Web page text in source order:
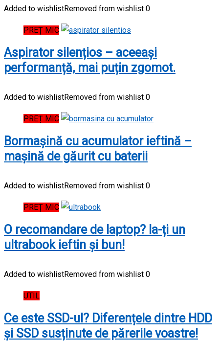
Added to wishlistRemoved from wishlist 0
PREȚ MIC
Aspirator silențios – aceeași
performanță, mai puțin zgomot.
Added to wishlistRemoved from wishlist 0
PREȚ MIC
Bormașină cu acumulator ieftină –
mașină de găurit cu baterii
Added to wishlistRemoved from wishlist 0
PREȚ MIC
O recomandare de laptop? Ia-ți un
ultrabook ieftin și bun!
Added to wishlistRemoved from wishlist 0
UTIL
Ce este SSD-ul? Diferențele dintre HDD
și SSD susținute de părerile voastre!